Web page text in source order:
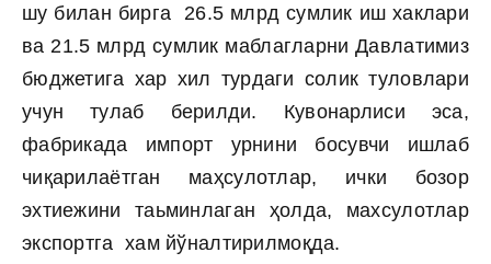
шу билан бирга 26.5 млрд сумлик иш хаклари
ва 21.5 млрд сумлик маблагларни Давлатимиз
бюджетига хар хил турдаги солик туловлари
учун тулаб берилди. Кувонарлиси эса,
фабрикада импорт урнини босувчи ишлаб
чиқарилаётган маҳсулотлар, ички бозор
эхтиежини таьминлаган ҳолда, махсулотлар
экспортга хам йўналтирилмоқда.